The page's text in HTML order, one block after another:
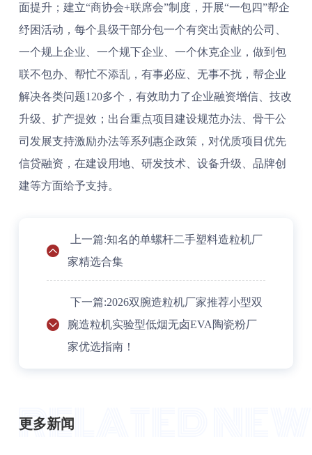
面提升；建立“商协会+联席会”制度，开展“一包四”帮企
纾困活动，每个县级干部分包一个有突出贡献的公司、
一个规上企业、一个规下企业、一个休克企业，做到包
联不包办、帮忙不添乱，有事必应、无事不扰，帮企业
解决各类问题120多个，有效助力了企业融资增信、技改
升级、扩产提效；出台重点项目建设规范办法、骨干公
司发展支持激励办法等系列惠企政策，对优质项目优先
信贷融资，在建设用地、研发技术、设备升级、品牌创
建等方面给予支持。
上一篇:知名的单螺杆二手塑料造粒机厂
家精选合集
下一篇:2026双腕造粒机厂家推荐小型双
腕造粒机实验型低烟无卤EVA陶瓷粉厂
家优选指南！
更多新闻